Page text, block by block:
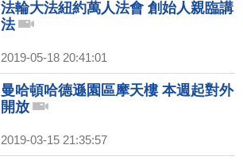
法輪大法紐約萬人法會 創始人親臨講
法
2019-05-18 20:41:01
曼哈頓哈德遜園區摩天樓 本週起對外
開放
2019-03-15 21:35:57